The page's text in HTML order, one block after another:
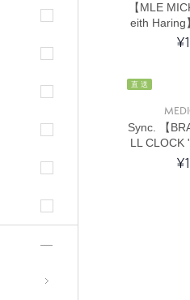
【MLE
eith Haring
直 送
Sync. 【
LL CLOCK
ONS